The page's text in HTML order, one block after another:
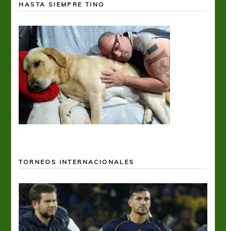
HASTA SIEMPRE TINO
TORNEOS INTERNACIONALES